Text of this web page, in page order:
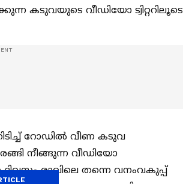
കടുവയുടെ വീഡിയോ ട്വിറ്ററിലൂടെ
റോഡില്‍ വീണ കടുവ
നീങ്ങുന്ന വീഡിയോ
രാവിലെ തന്നെ വനംവകുപ്പ്